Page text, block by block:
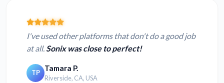
I've used other platforms that don't do a good job
at all.Sonix was close to perfect!
TP Tamara P.
Riverside, CA, USA